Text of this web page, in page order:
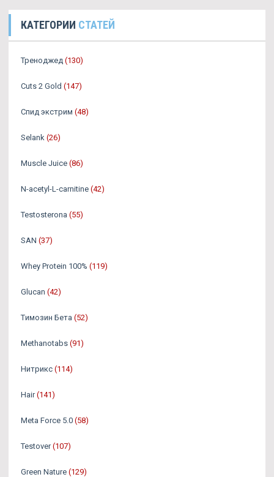
КАТЕГОРИИ СТАТЕЙ
Треноджед (130)
Cuts 2 Gold (147)
Спид экстрим (48)
Selank (26)
Muscle Juice (86)
N-acetyl-L-carnitine (42)
Testosterona (55)
SAN (37)
Whey Protein 100% (119)
Glucan (42)
Tимозин Бета (52)
Methanotabs (91)
Нитрикс (114)
Hair (141)
Meta Force 5.0 (58)
Testover (107)
Green Nature (129)